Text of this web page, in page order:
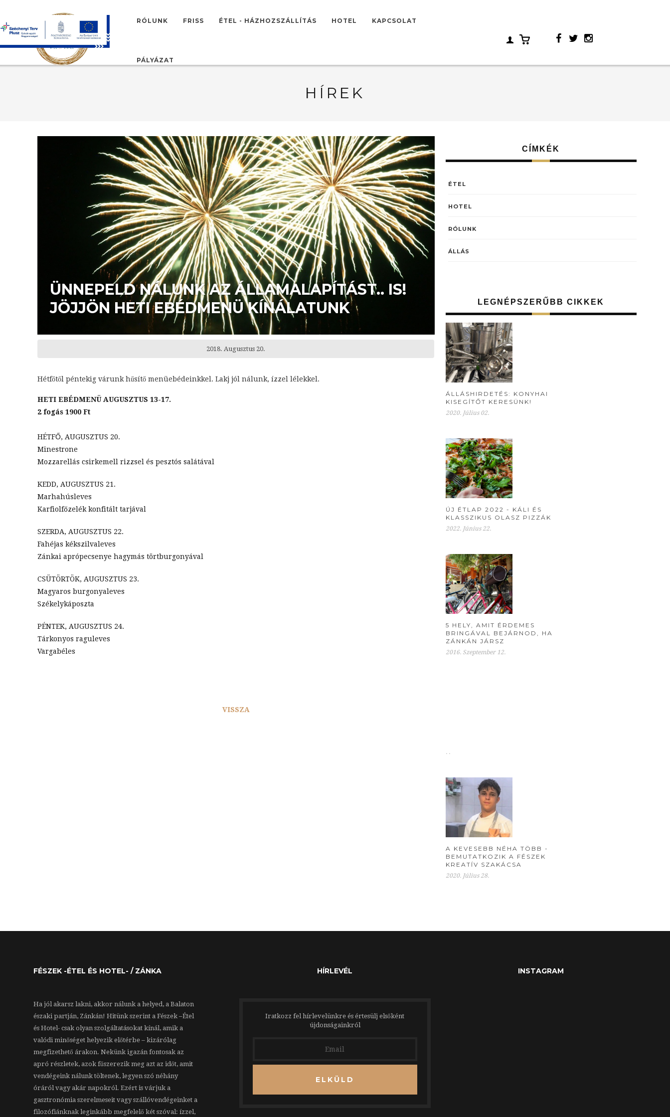
EN
RÓLUNK FRISS ÉTEL - HÁZHOZSZÁLLÍTÁS HOTEL KAPCSOLAT
PÁLYÁZAT
HÍREK
ÜNNEPELD NÁLUNK AZ ÁLLAMALAPÍTÁST.. IS!
JÖJJÖN HETI EBÉDMENÜ KÍNÁLATUNK
2018. Augusztus 20.
Hétfőtől péntekig várunk hűsítő menüebédeinkkel. Lakj jól nálunk, ízzel lélekkel.
HETI EBÉDMENÜ AUGUSZTUS 13-17.
2 fogás 1900 Ft
HÉTFŐ, AUGUSZTUS 20.
Minestrone
Mozzarellás csirkemell rizzsel és pesztós salátával
KEDD, AUGUSZTUS 21.
Marhahúsleves
Karfiolfőzelék konfitált tarjával
SZERDA, AUGUSZTUS 22.
Fahéjas kékszilvaleves
Zánkai aprópecsenye hagymás törtburgonyával
CSÜTÖRTÖK, AUGUSZTUS 23.
Magyaros burgonyaleves
Székelykáposzta
PÉNTEK, AUGUSZTUS 24.
Tárkonyos raguleves
Vargabéles
VISSZA
CÍMKÉK
ÉTEL
HOTEL
RÓLUNK
ÁLLÁS
LEGNÉPSZERŰBB CIKKEK
ÁLLÁSHIRDETÉS: KONYHAI
KISEGÍTŐT KERESÜNK!
2020. Július 02.
ÚJ ÉTLAP 2022 - KÁLI ÉS
KLASSZIKUS OLASZ PIZZÁK
2022. Június 22.
5 HELY, AMIT ÉRDEMES
BRINGÁVAL BEJÁRNOD, HA
ZÁNKÁN JÁRSZ
2016. Szeptember 12.
. .
A KEVESEBB NÉHA TÖBB -
BEMUTATKOZIK A FÉSZEK
KREATÍV SZAKÁCSA
2020. Július 28.
FÉSZEK -ÉTEL ÉS HOTEL- / ZÁNKA
Ha jól akarsz lakni, akkor nálunk a helyed, a Balaton
északi partján, Zánkán! Hitünk szerint a Fészek –Étel
és Hotel- csak olyan szolgáltatásokat kínál, amik a
valódi minőséget helyezik előtérbe – kizárólag
megfizethető árakon. Nekünk igazán fontosak az
apró részletek, azok fűszerezik meg azt az időt, amit
vendégeink nálunk töltenek, legyen szó néhány
óráról vagy akár napokról. Ezért is várjuk a
gasztronómia szerelmeseit vagy szállóvendégeinket a
filozófiánknak leginkább megfelelő két szóval: ízzel,
HÍRLEVÉL
Iratkozz fel hírlevelünkre és értesülj elsőként
újdonságainkról
ELKÜLD
INSTAGRAM